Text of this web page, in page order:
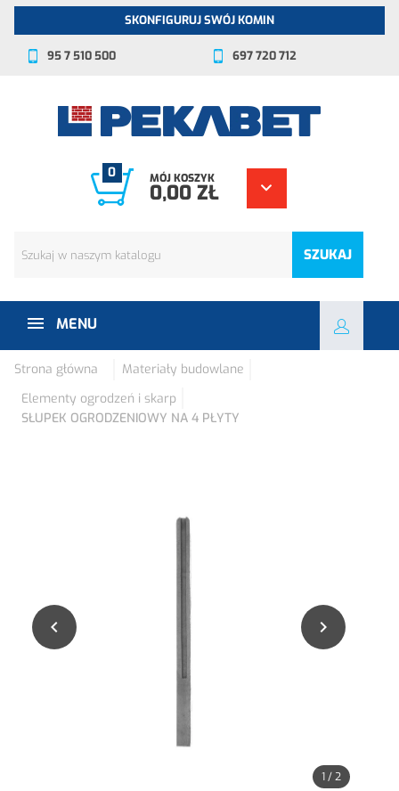
SKONFIGURUJ SWÓJ KOMIN
95 7 510 500 697 720 712
SZUKAJ
0 MÓJ KOSZYK
0,00 ZŁ
MENU
Strona główna
Materiały budowlane
Elementy ogrodzeń i skarp
SŁUPEK OGRODZENIOWY NA 4 PŁYTY
 
1/2